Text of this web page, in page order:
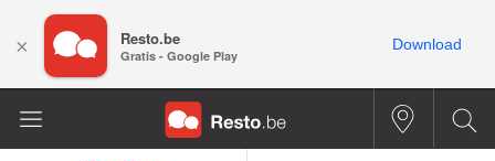
× Resto.be
Gratis - Google Play
Download